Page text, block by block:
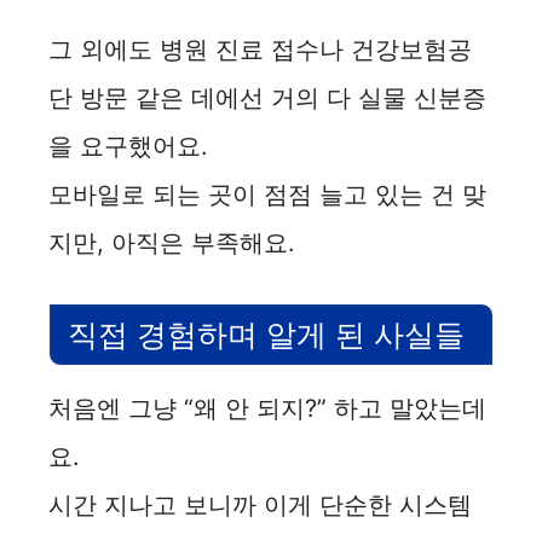
그 외에도 병원 진료 접수나 건강보험공
단 방문 같은 데에선 거의 다 실물 신분증
을 요구했어요.
모바일로 되는 곳이 점점 늘고 있는 건 맞
지만, 아직은 부족해요.
직접 경험하며 알게 된 사실들
처음엔 그냥 “왜 안 되지?” 하고 말았는데
요.
시간 지나고 보니까 이게 단순한 시스템